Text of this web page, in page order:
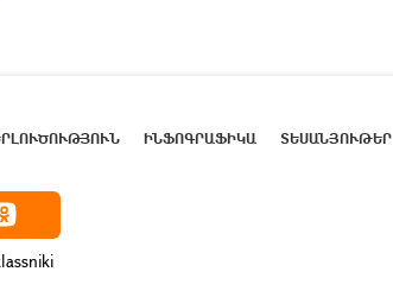
ԻՆՖՈԳՐԱՖԻԿԱ ՏԵՍԱՆՅՈՒԹԵՐ